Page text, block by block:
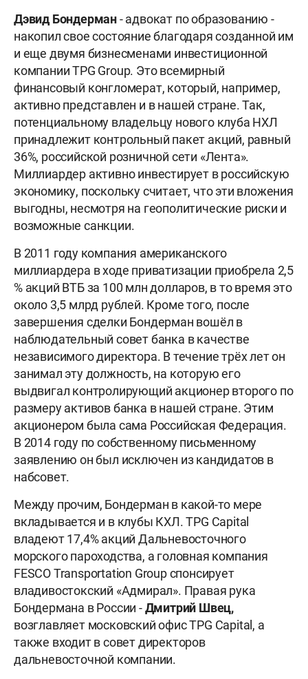
Дэвид Бондерман- адвокат по образованию -
накопил свое состояние благодаря созданной им
и еще двумя бизнесменами инвестиционной
компании TPG Group. Это всемирный
финансовый конгломерат, который, например,
активно представлен и в нашей стране. Так,
потенциальному владельцу нового клуба НХЛ
принадлежит контрольный пакет акций, равный
36%, российской розничной сети «Лента».
Миллиардер активно инвестирует в российскую
экономику, поскольку считает, что эти вложения
выгодны, несмотря на геополитические риски и
возможные санкции.
В 2011 году компания американского
миллиардера в ходе приватизации приобрела 2,5
% акций ВТБ за 100 млн долларов, в то время это
около 3,5 млрд рублей. Кроме того, после
завершения сделки Бондерман вошёл в
наблюдательный совет банка в качестве
независимого директора. В течение трёх лет он
занимал эту должность, на которую его
выдвигал контролирующий акционер второго по
размеру активов банка в нашей стране. Этим
акционером была сама Российская Федерация.
В 2014 году по собственному письменному
заявлению он был исключен из кандидатов в
набсовет.
Между прочим, Бондерман в какой-то мере
вкладывается и в клубы КХЛ. TPG Capital
владеют 17,4% акций Дальневосточного
морского пароходства, а головная компания
FESCO Transportation Group спонсирует
владивостокский «Адмирал». Правая рука
Бондермана в России -Дмитрий Швец,
возглавляет московский офис TPG Capital, а
также входит в совет директоров
дальневосточной компании.